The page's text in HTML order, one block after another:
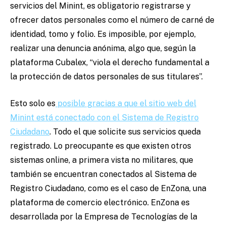
servicios del Minint, es obligatorio registrarse y
ofrecer datos personales como el número de carné de
identidad, tomo y folio. Es imposible, por ejemplo,
realizar una denuncia anónima, algo que, según la
plataforma Cubalex, “viola el derecho fundamental a
la protección de datos personales de sus titulares”.
Esto solo es posible gracias a que el sitio web del
Minint está conectado con el Sistema de Registro
Ciudadano. Todo el que solicite sus servicios queda
registrado. Lo preocupante es que existen otros
sistemas online, a primera vista no militares, que
también se encuentran conectados al Sistema de
Registro Ciudadano, como es el caso de EnZona, una
plataforma de comercio electrónico. EnZona es
desarrollada por la Empresa de Tecnologías de la